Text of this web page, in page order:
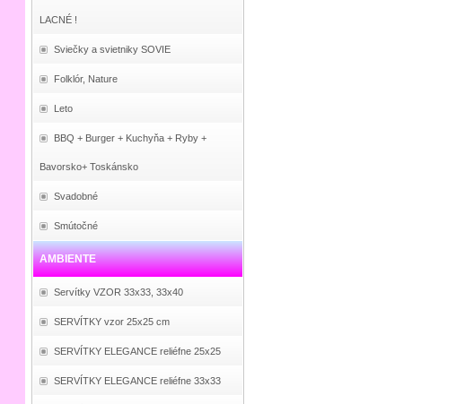
LACNÉ !
Sviečky a svietniky SOVIE
Folklór, Nature
Leto
BBQ + Burger + Kuchyňa + Ryby +
Bavorsko+ Toskánsko
Svadobné
Smútočné
AMBIENTE
Servítky VZOR 33x33, 33x40
SERVÍTKY vzor 25x25 cm
SERVÍTKY ELEGANCE reliéfne 25x25
SERVÍTKY ELEGANCE reliéfne 33x33